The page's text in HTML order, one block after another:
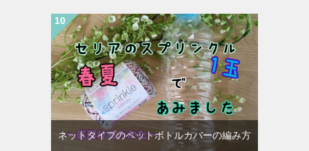
ネットタイプのペットボトルカバーの編み方